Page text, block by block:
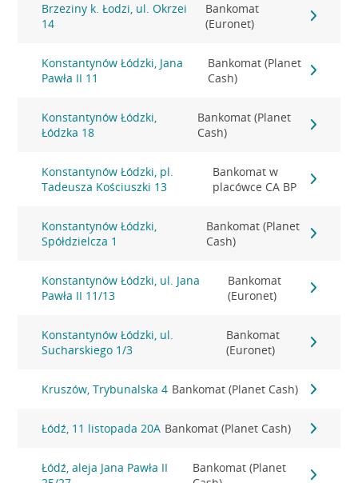
Brzeziny k. Łodzi, ul. Okrzei
14
Bankomat
(Euronet)
Konstantynów Łódzki, Jana
Pawła II 11
Bankomat (Planet
Cash)
Konstantynów Łódzki,
Łódzka 18
Bankomat (Planet
Cash)
Konstantynów Łódzki, pl.
Tadeusza Kościuszki 13
Bankomat w
placówce CA BP
Konstantynów Łódzki,
Spółdzielcza 1
Bankomat (Planet
Cash)
Konstantynów Łódzki, ul. Jana
Pawła II 11/13
Bankomat
(Euronet)
Konstantynów Łódzki, ul.
Sucharskiego 1/3
Bankomat
(Euronet)
Kruszów, Trybunalska 4 Bankomat (Planet Cash)
Łódź, 11 listopada 20A Bankomat (Planet Cash)
Łódź, aleja Jana Pawła II
Bankomat (Planet